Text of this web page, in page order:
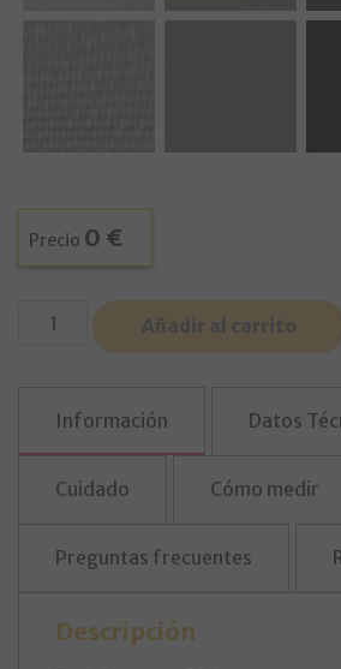
Precio 0 €
Muestra Screen 1% Cobi cantidad
Añadir al carrito
Información Datos
Cuidado Cómo medir
Preguntas frecuentes
Descripción